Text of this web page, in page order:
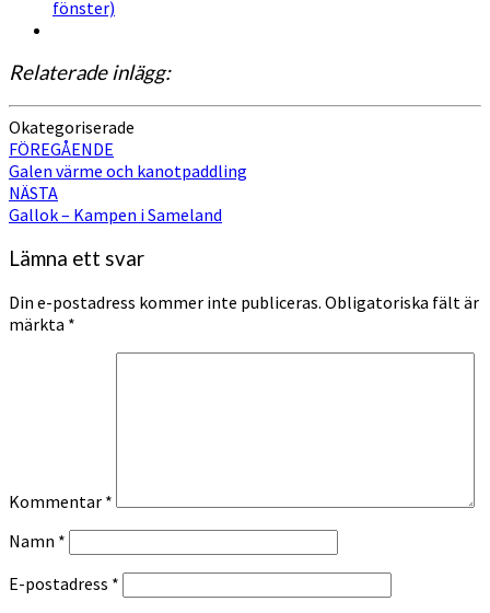
fönster)
Relaterade inlägg:
Okategoriserade
Inläggsnavigering
FÖREGÅENDE
Galen värme och kanotpaddling
NÄSTA
Gallok – Kampen i Sameland
Lämna ett svar
Din e-postadress kommer inte publiceras. Obligatoriska fält är
märkta *
Kommentar *
Namn *
E-postadress *